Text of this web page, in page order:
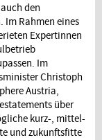
den
Im Rahmen eines
Expertinnen
Im
Christoph
Austria,
über
kurz-, mittel-
und zukunftsfitte